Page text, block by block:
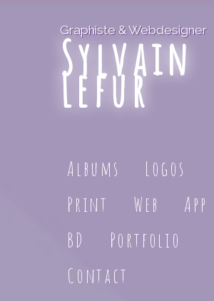
Graphiste & Webdesigner
Sylvain
Lefur
Albums
Logos
Print
Web
App
BD
Portfolio
Contact